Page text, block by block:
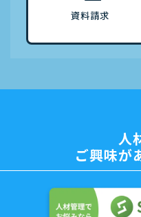
資料請求
人
ご興味が